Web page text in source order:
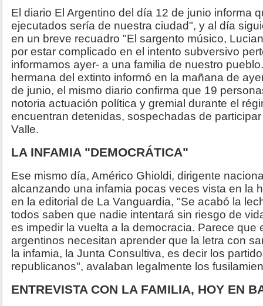
El diario El Argentino del día 12 de junio informa
ejecutados sería de nuestra ciudad", y al día
en un breve recuadro "El sargento músico,
por estar complicado en el intento subversivo
informamos ayer- a una familia de nuestro
hermana del extinto informó en la mañana de
de junio, el mismo diario confirma que 19
notoria actuación política y gremial durante el
encuentran detenidas, sospechadas de
Valle.
LA INFAMIA "DEMOCRÁTICA"
Ese mismo día, Américo Ghioldi, dirigente
alcanzando una infamia pocas veces vista en la
en la editorial de La Vanguardia, "Se acabó la
todos saben que nadie intentará sin riesgo de
es impedir la vuelta a la democracia. Parece que
argentinos necesitan aprender que la letra con
la infamia, la Junta Consultiva, es decir los
republicanos", avalaban legalmente los
ENTREVISTA CON LA FAMILIA, HOY EN